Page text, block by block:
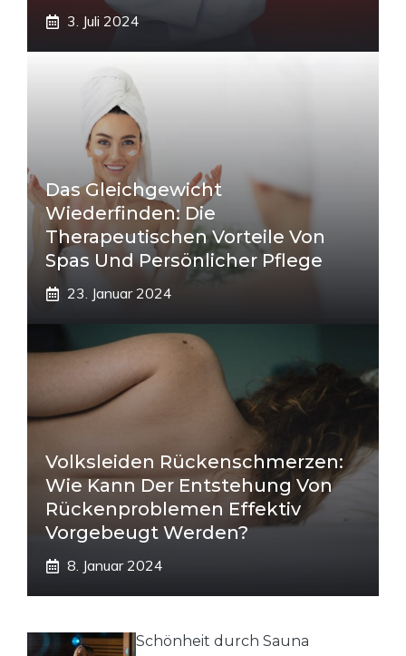
3. Juli 2024
Das Gleichgewicht
Wiederfinden: Die
Therapeutischen Vorteile Von
Spas Und Persönlicher Pflege
23. Januar 2024
Volksleiden Rückenschmerzen:
Wie Kann Der Entstehung Von
Rückenproblemen Effektiv
Vorgebeugt Werden?
8. Januar 2024
Schönheit durch Sauna